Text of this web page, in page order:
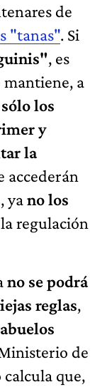
de
"tanas". Si
, es
mantiene, a
sólo los
y
la
accederán
, yano los
regulación
no se podrá
reglas,
de
que,